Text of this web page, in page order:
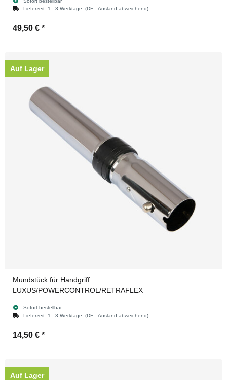
Lieferzeit: 1 - 3 Werktage (DE - Ausland abweichend)
49,50 € *
Auf Lager
Mundstück für Handgriff
LUXUS/POWERCONTROL/RETRAFLEX
Sofort bestellbar
Lieferzeit: 1 - 3 Werktage (DE - Ausland abweichend)
14,50 € *
Auf Lager